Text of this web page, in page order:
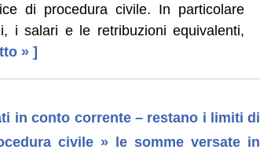
di procedura civile. In particolare
i salari e le retribuzioni equivalenti,
» ]
in conto corrente – restano i limiti di
civile » le somme versate in